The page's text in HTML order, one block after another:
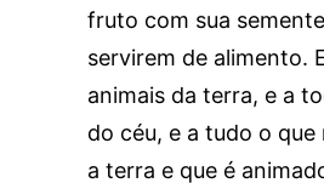
fruto com sua
servirem de alimento.
animais da terra, e a
do céu, e a tudo o que
a terra e que é